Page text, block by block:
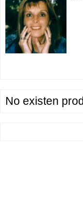
No existen